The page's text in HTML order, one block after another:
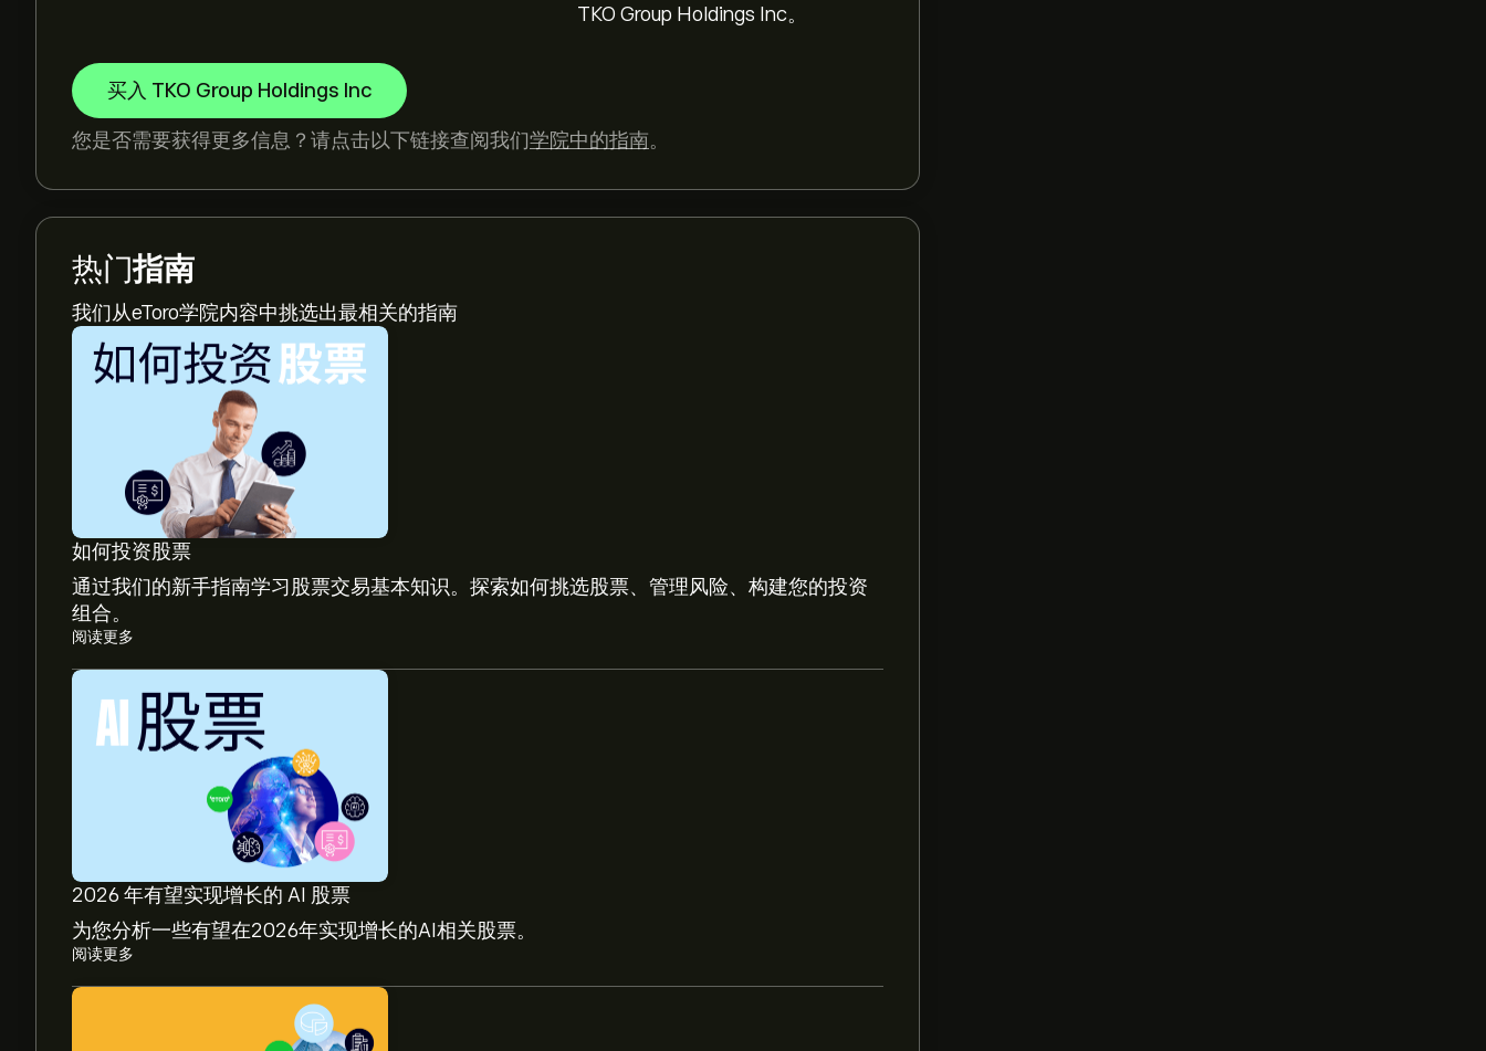
TKO Group Holdings Inc。
买入 TKO Group Holdings Inc
您是否需要获得更多信息？请点击以下链接查阅我们学院中的指南。
热门指南
我们从eToro学院内容中挑选出最相关的指南
如何投资股票
通过我们的新手指南学习股票交易基本知识。探索如何挑选股票、管理风险、构建您的投资
组合。
阅读更多
2026 年有望实现增长的 AI 股票
为您分析一些有望在2026年实现增长的AI相关股票。
阅读更多